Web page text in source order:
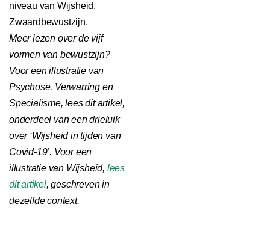
niveau van Wijsheid,
Zwaardbewustzijn.
Meer lezen over de vijf
vormen van bewustzijn?
Voor een illustratie van
Psychose, Verwarring en
Specialisme, lees dit artikel,
onderdeel van een drieluik
over ‘Wijsheid in tijden van
Covid-19’. Voor een
illustratie van Wijsheid, lees
dit artikel, geschreven in
dezelfde context.